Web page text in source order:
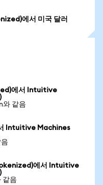
에서 미국 달러
에서 Intuitive
와 같음
Intuitive Machines
에서 Intuitive
같음